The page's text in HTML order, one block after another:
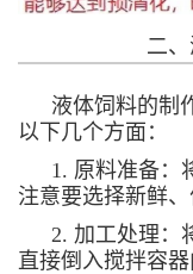
二
液体饲料的制
以下几个方面：
1. 原料准备：
注意要选择新鲜、
2. 加工处理：
直接倒入搅拌容器